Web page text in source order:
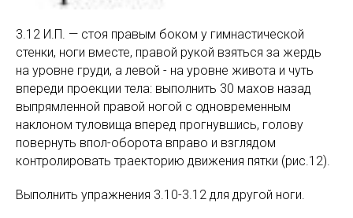
3.12 И.П. — стоя правым боком у гимнастической
стенки, ноги вместе, правой рукой взяться за жердь
на уровне груди, а левой - на уровне живота и чуть
впереди проекции тела: выполнить 30 махов назад
выпрямленной правой ногой с одновременным
наклоном туловища вперед прогнувшись, голову
повернуть впол-оборота вправо и взглядом
контролировать траекторию движения пятки (рис.12).
Выполнить упражнения 3.10-3.12 для другой ноги.